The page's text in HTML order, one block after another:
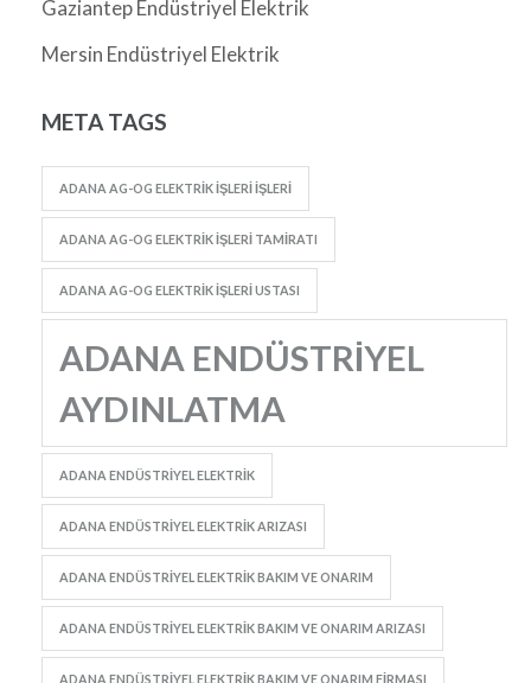
Gaziantep Endüstriyel Elektrik
Mersin Endüstriyel Elektrik
META TAGS
ADANA AG-OG ELEKTRIK İŞLERI IŞLERI
ADANA AG-OG ELEKTRIK İŞLERI TAMIRATI
ADANA AG-OG ELEKTRIK İŞLERI USTASI
ADANA ENDÜSTRIYEL
AYDINLATMA
ADANA ENDÜSTRIYEL ELEKTRIK
ADANA ENDÜSTRIYEL ELEKTRIK ARIZASI
ADANA ENDÜSTRIYEL ELEKTRIK BAKIM VE ONARIM
ADANA ENDÜSTRIYEL ELEKTRIK BAKIM VE ONARIM ARIZASI
ADANA ENDÜSTRIYEL ELEKTRIK BAKIM VE ONARIM FIRMASI